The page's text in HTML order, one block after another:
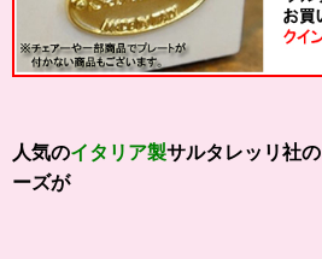
人気のイタリア製サルタレッリ社の
ーズが